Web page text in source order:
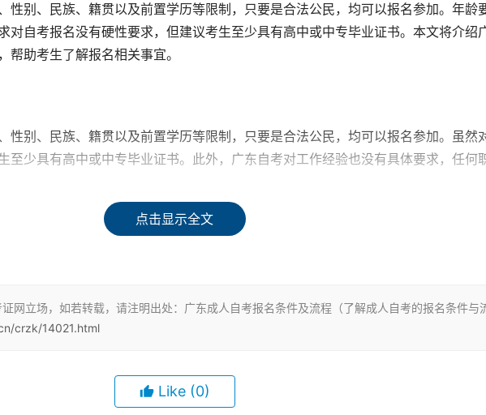
性别、民族、籍贯以及前置学历等限制，只要是合法公民，均可以报名参加。年龄
对自考报名没有硬性要求，但建议考生至少具有高中或中专毕业证书。本文将介绍
帮助考生了解报名相关事宜。
性别、民族、籍贯以及前置学历等限制，只要是合法公民，均可以报名参加。虽然
至少具有高中或中专毕业证书。此外，广东自考对工作经验也没有具体要求，任何
简章和考试通知，了解报考专业、课程和报名时间等相关信息。这些信息通常可以在
。
报名系统，填写个人的报名信息和相关资料。在报名系统中，选择所需报考的专业和
点击显示全文
网立场，如若转载，请注明出处：广东成人自考报名条件及流程（了解成人自考的报名条件与
crzk/14021.html
Like (0)